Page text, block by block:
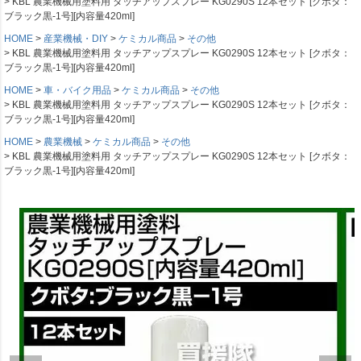
ブラック黒-1号][内容量420ml]
HOME
産業機械・DIY ケミカル商品
その他
KBL 農業機械用塗料用 タッチアップスプレー KG0290S 12本セット [クボタ：
ブラック黒-1号][内容量420ml]
HOME
車・バイク用品 ケミカル商品
その他
KBL 農業機械用塗料用 タッチアップスプレー KG0290S 12本セット [クボタ：
ブラック黒-1号][内容量420ml]
HOME
農業機械 ケミカル商品
その他
KBL 農業機械用塗料用 タッチアップスプレー KG0290S 12本セット [クボタ：
ブラック黒-1号][内容量420ml]